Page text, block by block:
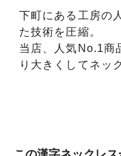
下町にある工房の
た技術を圧縮。
当店、人気No.1
り大きくしてネッ